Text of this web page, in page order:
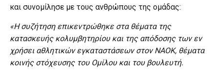
και συνομίλησε με τους ανθρώπους της ομάδας:
«Η συζήτηση επικεντρώθηκε στα θέματα της
κατασκευής κολυμβητηρίου και της απόδοσης των εν
χρήσει αθλητικών εγκαταστάσεων στον ΝΑΟΚ, θέματα
κοινής στόχευσης του Ομίλου και του βουλευτή.